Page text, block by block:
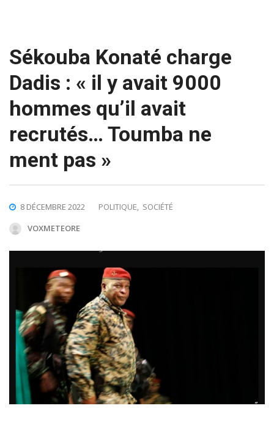
Sékouba Konaté charge
Dadis : « il y avait 9000
hommes qu’il avait
recrutés… Toumba ne
ment pas »
8 DÉCEMBRE 2022 POLITIQUE, SOCIÉTÉ
VOXMETEORE